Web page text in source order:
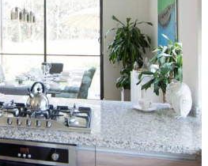
Y CONCRETO S.A.